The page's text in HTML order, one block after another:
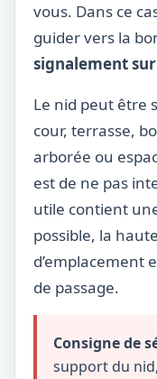
vous. Dans ce
guider vers la
signalement
Le nid peut être
cour, terrasse,
arborée ou
est de ne pas
utile contient
possible, la
d’emplacement
de passage.
Consigne de
support du